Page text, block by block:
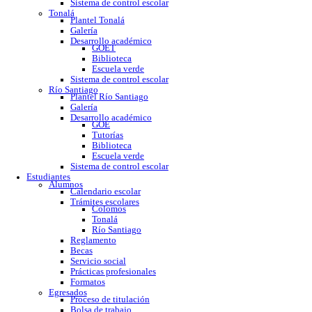
GOE
Tutorías
Trabajo social
Asesorías y regularización
Escuela verde
Sistema de control escolar
Tonalá
Plantel Tonalá
Galería
Desarrollo académico
GOET
Biblioteca
Escuela verde
Río Santiago
Plantel Río Santiago
Galería
Desarrollo académico
GOE
Tutorías
Biblioteca
Escuela verde
Sistema de control escolar
Estudiantes
Alumnos